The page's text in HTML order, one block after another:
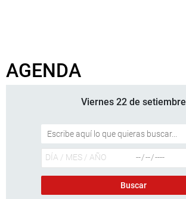
AGENDA
Viernes 22 de setiembre